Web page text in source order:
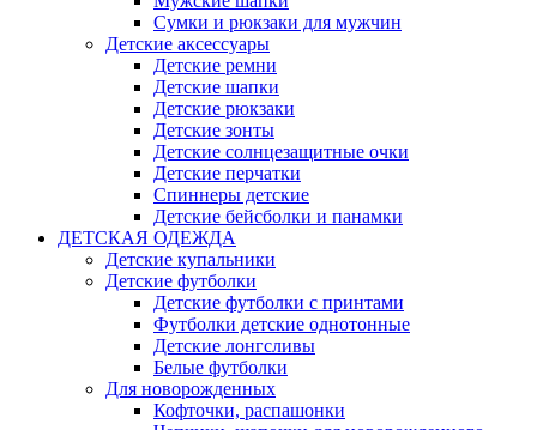
Сумки и рюкзаки для мужчин
Детские аксессуары
Детские ремни
Детские шапки
Детские рюкзаки
Детские зонты
Детские солнцезащитные очки
Детские перчатки
Спиннеры детские
Детские бейсболки и панамки
ДЕТСКАЯ ОДЕЖДА
Детские купальники
Детские футболки
Детские футболки с принтами
Футболки детские однотонные
Детские лонгсливы
Белые футболки
Для новорожденных
Кофточки, распашонки